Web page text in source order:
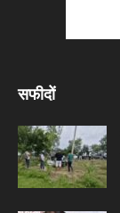
सफीदों